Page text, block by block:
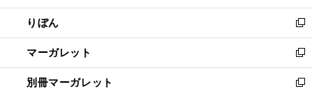
開
く
ウ
で
開
く
ン
ド
ウ
で
開
く
ウ
ィ
ン
ド
ウ
で
りぼん
新
し
い
ウ
ィ
マーガレット
新
し
い
別冊マーガレット
新